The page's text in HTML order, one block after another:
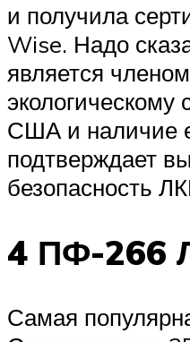
и получила
Wise. Надо
является
экологическому
США и наличие
подтверждает
безопасность
4 ПФ-266
Самая